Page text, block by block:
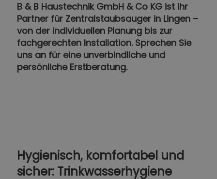
B & B Haustechnik GmbH & Co KG ist Ihr
Partner für Zentralstaubsauger in Lingen –
von der individuellen Planung bis zur
fachgerechten Installation. Sprechen Sie
uns an für eine unverbindliche und
persönliche Erstberatung.
Hygienisch, komfortabel und
sicher: Trinkwasserhygiene